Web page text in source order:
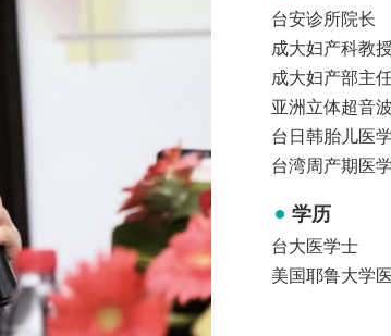
台安诊所院长
成大妇产科教授
成大妇产部主
亚洲立体超音
台日韩胎儿医
台湾周产期医
学历
台大医学士
美国耶鲁大学